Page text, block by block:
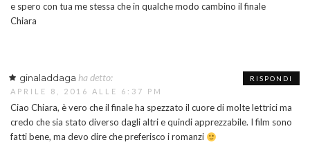
e spero con tua me stessa che in qualche modo cambino il finale
Chiara
ginaladdaga ha detto:
APRILE 8, 2016 ALLE 6:37 PM
Ciao Chiara, è vero che il finale ha spezzato il cuore di molte lettrici ma
credo che sia stato diverso dagli altri e quindi apprezzabile. I film sono
fatti bene, ma devo dire che preferisco i romanzi
RISPONDI